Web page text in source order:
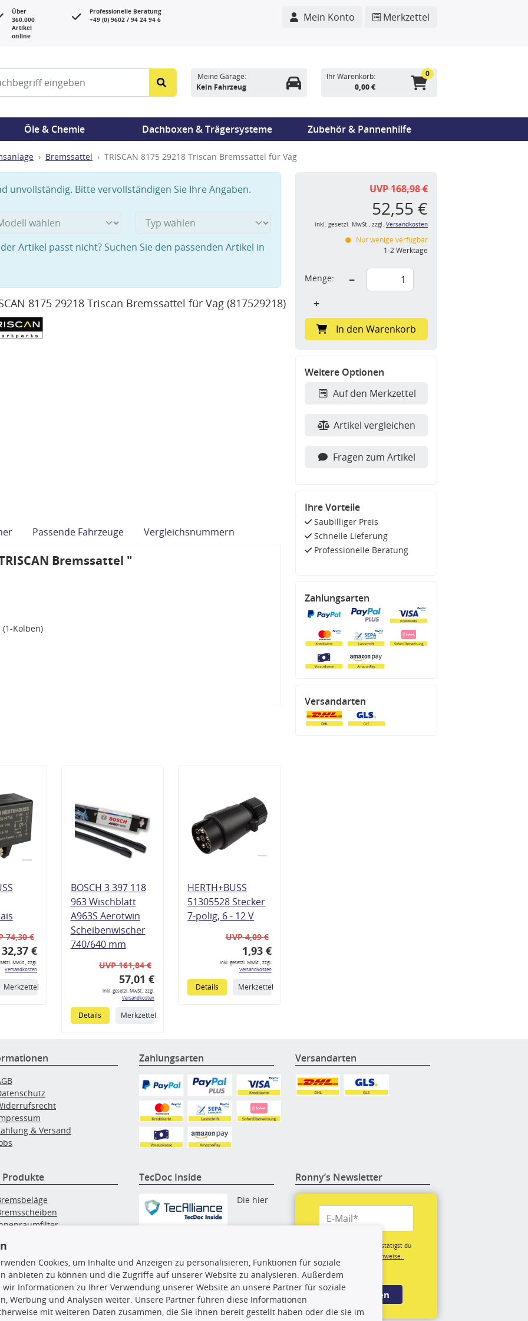
Über
360.000
Artikel
online
Professionelle Beratung
+49 (0) 9602 / 94 24 94 6
Mein Konto Merkzettel
Meine Garage:
Kein Fahrzeug
Ihr Warenkorb:
0,00 €
0
Öle & Chemie Dachboxen & Trägersysteme Zubehör & Pannenhilfe
Bremssattel TRISCAN 8175 29218 Triscan Bremssattel für Vag
unvollständig. Bitte vervollständigen Sie Ihre Angaben.
Artikel passt nicht? Suchen Sie den passenden Artikel in
8175 29218 Triscan Bremssattel für Vag (817529218)
Passende Fahrzeuge Vergleichsnummern
Bremssattel "
Kolben)
74,30 €
32,37 €
MwSt., zzgl.
Versandkosten
Merkzettel
BOSCH 3 397 118
963 Wischblatt
A963S Aerotwin
Scheibenwischer
740/640 mm
UVP 161,84 €
57,01 €
inkl. gesetzl. MwSt., zzgl.
Versandkosten
Details Merkzettel
HERTH+BUSS
51305528 Stecker
7-polig, 6 - 12 V
UVP 4,09 €
1,93 €
inkl. gesetzl. MwSt., zzgl.
Versandkosten
Details Merkzettel
UVP 168,98 €
52,55 €
inkl. gesetzl. MwSt., zzgl. Versandkosten
Nur wenige verfügbar
1-2 Werktage
Menge:
−
+
In den Warenkorb
Weitere Optionen
Auf den Merkzettel
Artikel vergleichen
Fragen zum Artikel
Ihre Vorteile
Saubilliger Preis
Schnelle Lieferung
Professionelle Beratung
Zahlungsarten
Versandarten
& Versand
Zahlungsarten Versandarten
Produkte TecDoc Inside
Die hier
unterlassen, die Daten oder die
gesamte Datenbank ohne vorherige
Zustimmung TecDocs zu
vervielfältigen, zu verbreiten
und/oder diese Handlungen durch
Ronny’s Newsletter
Mit der Anmeldung bestätigst du
Datenschutzhinweise.
(*Pflichtfeld)
Anmelden
Cookies, um Inhalte und Anzeigen zu personalisieren, Funktionen für soziale
anbieten zu können und die Zugriffe auf unserer Website zu analysieren. Außerdem
wir Informationen zu Ihrer Verwendung unserer Website an unsere Partner für soziale
Werbung und Analysen weiter. Unsere Partner führen diese Informationen
mit weiteren Daten zusammen, die Sie ihnen bereit gestellt haben oder die sie im